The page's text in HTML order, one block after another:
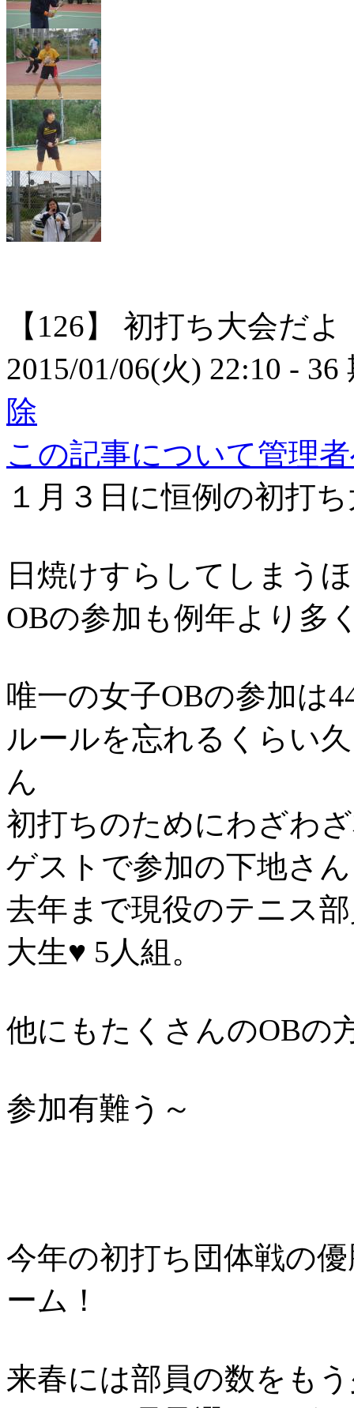
【126】 初打ち大会だよ
2015/01/06(火) 22:10 - 36
除
この記事について管理
１月３日に恒例の初打
日焼けすらしてしまう
OBの参加も例年より多
唯一の女子OBの参加は
ルールを忘れるくらい
ん
初打ちのためにわざわ
ゲストで参加の下地さん
去年まで現役のテニス
大生♥ 5人組。
他にもたくさんのOBの
参加有難う～
今年の初打ち団体戦の
ーム！
来春には部員の数をも